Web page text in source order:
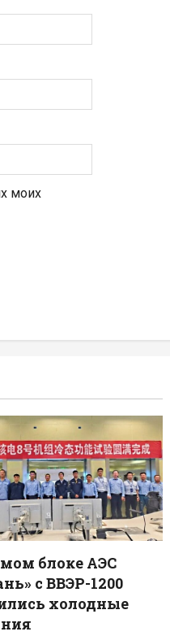
моих
блоке АЭС
с ВВЭР-1200
холодные